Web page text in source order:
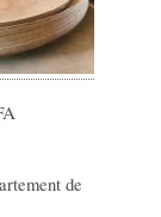
de